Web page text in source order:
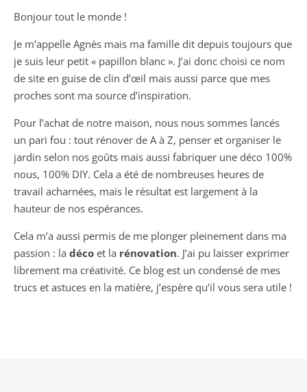
Bonjour tout le monde !
Je m’appelle Agnès mais ma famille dit depuis toujours que
je suis leur petit « papillon blanc ». J’ai donc choisi ce nom
de site en guise de clin d’œil mais aussi parce que mes
proches sont ma source d’inspiration.
Pour l’achat de notre maison, nous nous sommes lancés
un pari fou : tout rénover de A à Z, penser et organiser le
jardin selon nos goûts mais aussi fabriquer une déco 100%
nous, 100% DIY. Cela a été de nombreuses heures de
travail acharnées, mais le résultat est largement à la
hauteur de nos espérances.
Cela m’a aussi permis de me plonger pleinement dans ma
passion : la déco et la rénovation. J’ai pu laisser exprimer
librement ma créativité. Ce blog est un condensé de mes
trucs et astuces en la matière, j’espère qu’il vous sera utile !